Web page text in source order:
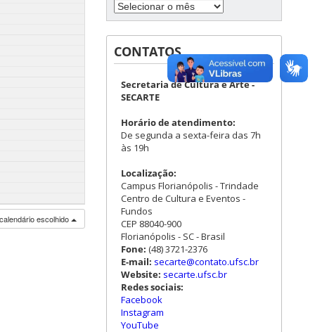
escolhido
CONTATOS
Secretaria de Cultura e Arte -
SECARTE
Horário de atendimento:
De segunda a sexta-feira das 7h
às 19h
Localização:
Campus Florianópolis - Trindade
Centro de Cultura e Eventos -
Fundos
CEP 88040-900
Florianópolis - SC - Brasil
Fone: (48) 3721-2376
E-mail: secarte@contato.ufsc.br
Website: secarte.ufsc.br
Redes sociais:
Facebook
Instagram
YouTube